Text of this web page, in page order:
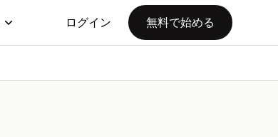
ログイン 無料で始める